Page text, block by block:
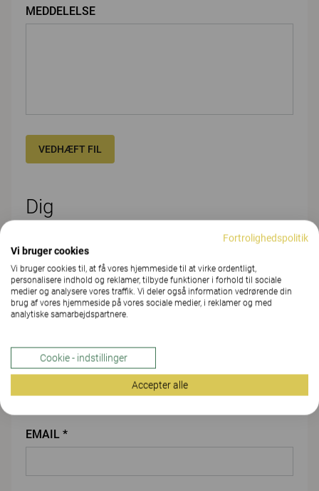
MEDDELELSE
VEDHÆFT FIL
Dig
EFTERNAVN*
FIRMA/ORGANISATION/SKOLE*
EMAIL *
Fortrolighedspolitik
Vi bruger cookies
Vi bruger cookies til, at få vores hjemmeside til at virke ordentligt,
personalisere indhold og reklamer, tilbyde funktioner i forhold til sociale
medier og analysere vores traffik. Vi deler også information vedrørende din
brug af vores hjemmeside på vores sociale medier, i reklamer og med
analytiske samarbejdspartnere.
Cookie - indstillinger
Accepter alle